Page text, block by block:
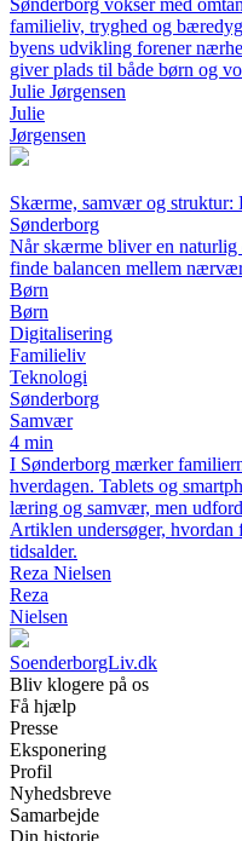
Sønderborg vokser med
familieliv, tryghed og
byens udvikling forener
giver plads til både børn og
Julie Jørgensen
Julie
Jørgensen
Skærme, samvær og
Sønderborg
Når skærme bliver en naturlig
finde balancen mellem
Børn
Børn
Digitalisering
Familieliv
Teknologi
Sønderborg
Samvær
4 min
I Sønderborg mærker
hverdagen. Tablets og
læring og samvær, men
Artiklen undersøger,
tidsalder.
Reza Nielsen
Reza
Nielsen
SoenderborgLiv.dk
Bliv klogere på os
Få hjælp
Presse
Eksponering
Profil
Nyhedsbreve
Samarbejde